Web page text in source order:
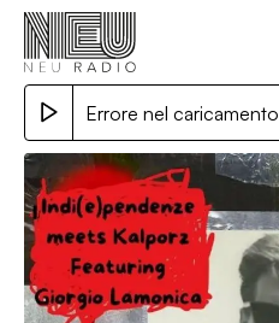
Errore nel caricamento